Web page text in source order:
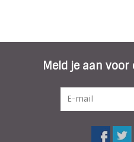
Meld je aan voor